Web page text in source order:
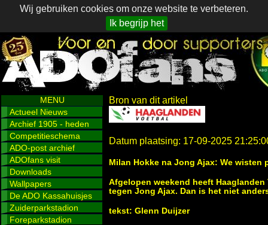
Wij gebruiken cookies om onze website te verbeteren.
Ik begrijp het
MENU
Actueel Nieuws
Archief 1905 - heden
Competitieschema
ADO-post archief
ADOfans visit
Downloads
Wallpapers
De ADO Kassahuisjes
Zuiderparkstadion
Foreparkstadion
Bron van dit artikel
Datum plaatsing: 17-09-2025
Milan Hokke na Jong Ajax: We
Afgelopen weekend heeft
tegen Jong Ajax. Dan is het niet
tekst: Glenn Duijzer